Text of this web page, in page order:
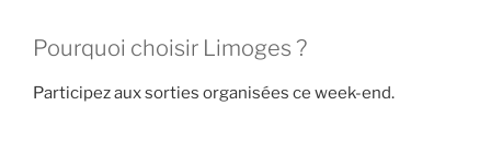
Pourquoi choisir Limoges ?
Participez aux sorties organisées ce week-end.